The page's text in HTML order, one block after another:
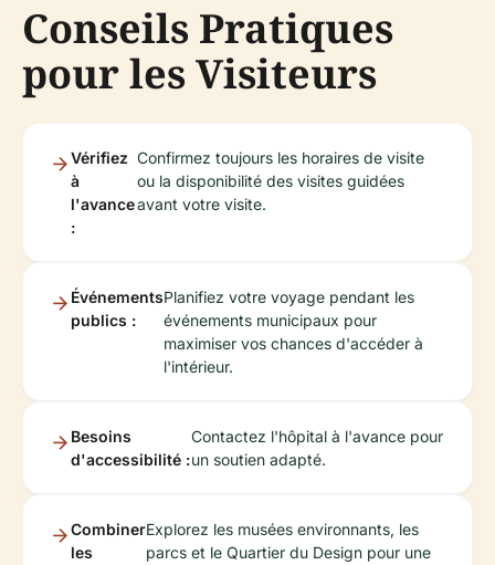
Conseils Pratiques
pour les Visiteurs
Vérifiez
à
l'avance
:
Confirmez toujours les horaires de visite
ou la disponibilité des visites guidées
avant votre visite.
Événements
publics :
Planifiez votre voyage pendant les
événements municipaux pour
maximiser vos chances d'accéder à
l'intérieur.
Besoins
d'accessibilité :
Contactez l'hôpital à l'avance pour
un soutien adapté.
Combiner
les
Explorez les musées environnants, les
parcs et le Quartier du Design pour une